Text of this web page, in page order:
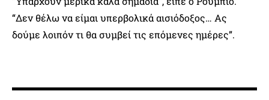
“Δεν θέλω να είμαι υπερβολικά αισιόδοξος… Ας
δούμε λοιπόν τι θα συμβεί τις επόμενες ημέρες”.